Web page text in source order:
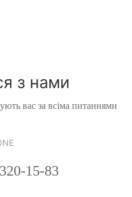
з нами
вас за всіма питаннями
15-83